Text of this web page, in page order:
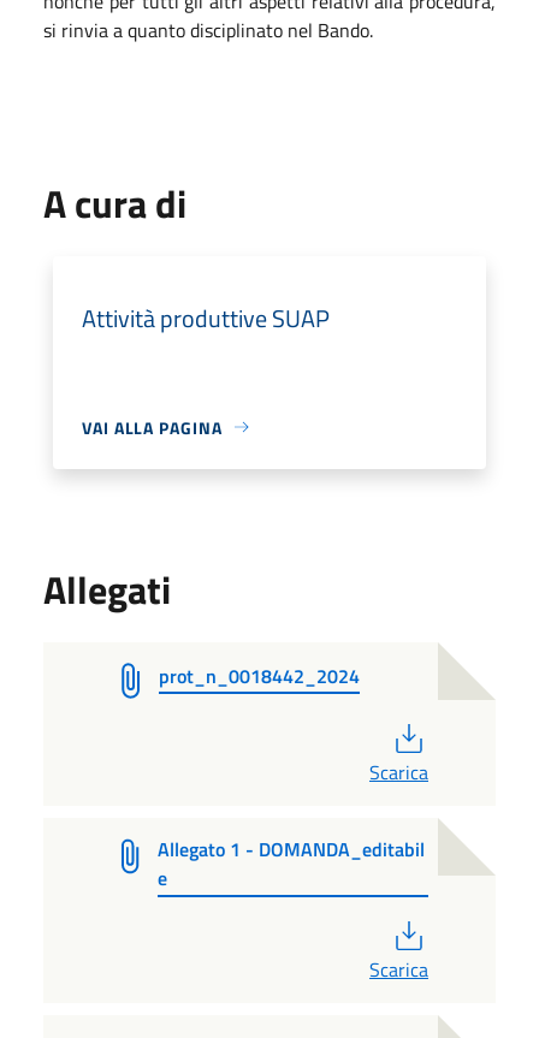
si rinvia a quanto disciplinato nel Bando.
A cura di
Attività produttive SUAP
VAI ALLA PAGINA
Allegati
prot_n_0018442_2024
Scarica
Allegato 1 - DOMANDA_editabil
e
Scarica